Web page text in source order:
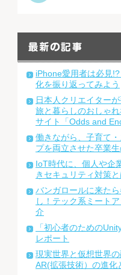
iPhone愛用者は必見
化を振り返ってみよう
日本人クリエイターが
旅と暮らしのおしゃ
サイト「Odds and
働きながら、子育て
プを両立させた卒業
IoT時代に、個人や企
きセキュリティ対策と
バンガロールに来た
し！テック系ミート
介
「初心者のための
レポート
現実世界と仮想世界の
AR(拡張技術）の進化